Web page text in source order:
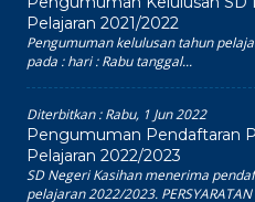
Pelajaran 2021/2022
Pengumuman kelulusan tahun
pada : hari : Rabu tanggal...
Diterbitkan :Rabu, 1 Jun 2022
Pengumuman Pendaftaran
Pelajaran 2022/2023
SD Negeri Kasihan menerima
pelajaran 2022/2023. PERSYARATAN